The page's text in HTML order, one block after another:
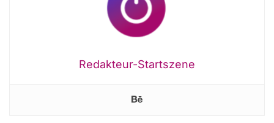
Redakteur-Startszene